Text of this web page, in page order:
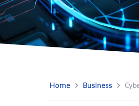
Home Business